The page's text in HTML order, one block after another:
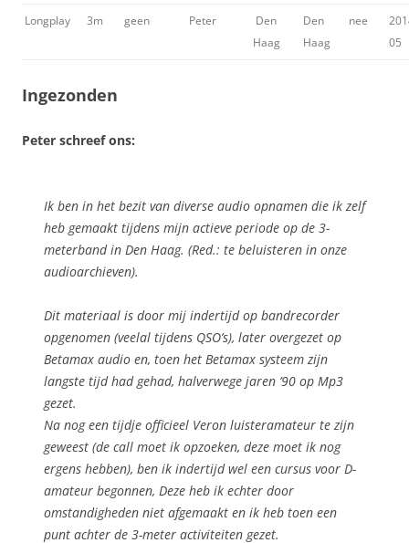
Longplay 3m geen Peter
Den
Haag
Den
Haag
nee
05
Ingezonden
Peter schreef ons:
Ik ben in het bezit van diverse audio opnamen die ik zelf
heb gemaakt tijdens mijn actieve periode op de 3-
meterband in Den Haag. (Red.: te beluisteren in onze
audioarchieven).
Dit materiaal is door mij indertijd op bandrecorder
opgenomen (veelal tijdens QSO’s), later overgezet op
Betamax audio en, toen het Betamax systeem zijn
langste tijd had gehad, halverwege jaren ’90 op Mp3
gezet.
Na nog een tijdje officieel Veron luisteramateur te zijn
geweest (de call moet ik opzoeken, deze moet ik nog
ergens hebben), ben ik indertijd wel een cursus voor D-
amateur begonnen, Deze heb ik echter door
omstandigheden niet afgemaakt en ik heb toen een
punt achter de 3-meter activiteiten gezet.